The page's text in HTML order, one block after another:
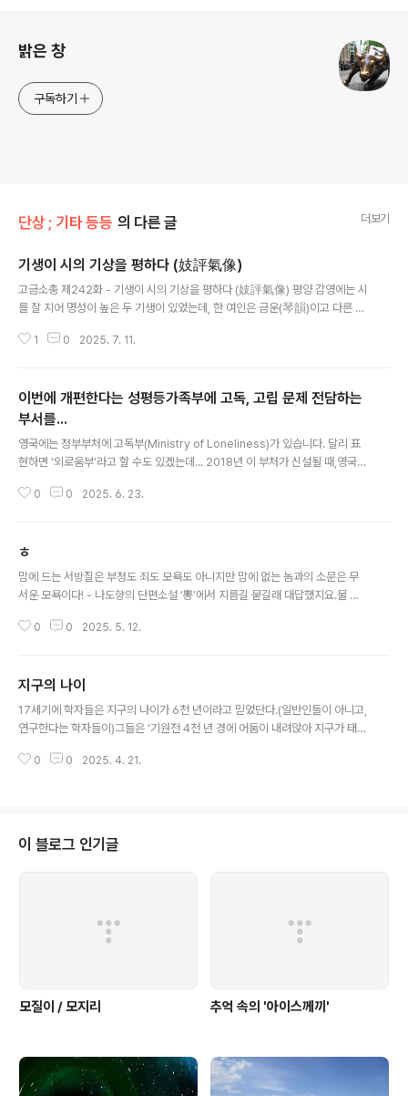
밝은 창
구독하기
단상 ; 기타 등등 의 다른 글 더보기
기생이 시의 기상을 평하다 (妓評氣像)
고금소총 제242화 - 기생이 시의 기상을 평하다 (妓評氣像) 평양 감영에는 시
를 잘 지어 명성이 높은 두 기생이 있었는데, 한 여인은 금운(琴韻)이고 다른 여
루에서 잔치를 열고, 풍악으로 즐기다가 술이 얼큰해지니 두 기생을 불러 말했
에서 다음과 같이 읊었다. 山不渡江江上立 (산불도강강상립)산은 강을 건너
지 못해 강 언덕에 서 있고 水難穿石石頭回 (수난천석석두회)강물은 돌을 뚫
지 못해 바위를 돌아 흐르네. 기생 금운은 별로 생각하지도 않고 앞에 펼쳐진 강
물과 산을 보고..
1 0 2025. 7. 11.
이번에 개편한다는 성평등가족부에 고독, 고립 문제 전담하는
부서를...
영국에는 정부부처에 고독부(Ministry of Loneliness)가 있습니다. 달리 표
현하면 ‘외로움부’라고 할 수도 있겠는데... 2018년 이 부처가 신설될 때,영국인
내각관방 안에 ‘고독, 고립 대책 담당실’을 신설했는데 이때 일본인들의 외로움
우리나라 사람들의 외로움지수가 매우 높은 수준인 건 분명한 듯합니다. 영국에
서는‘사회적 고립’을 흡연·비만만큼이나 중요한 사회문제로 인식하여정부 차원
의 대책이 필요하다고 판단해서 고독부를 신설했다는데... 그들보다 상태가 ..
0 0 2025. 6. 23.
ㅎ
맘에 드는 서방질은 부정도 죄도 모욕도 아니지만 맘에 없는 놈과의 소문은 무
서운 모욕이다! - 나도향의 단편소설 ‘뽕’에서 지름길 묻길래 대답했지요.물 한
뜬대도난 모르오,웃은 죄밖에. 웃은 죄 – 김동환
0 0 2025. 5. 12.
지구의 나이
17세기에 학자들은 지구의 나이가 6천 년이라고 믿었단다.(일반인들이 아니고,
연구한다는 학자들이)그들은 ‘기원전 4천 년 경에 어둠이 내려앉아 지구가 태어
18세기에 꽁트 드 뷔퐁이 7만5천 년 전에 지구가 탄생했다고 했고 19세기 초
생각해서였는지 2천만 년이라고 스스로 줄였다. ㅎ 20세기 초1915년에 아더
홈스라는 사람은 1억 5천만 년이라고 했는데,16년 뒤인 1931년에는 자기가..
0 0 2025. 4. 21.
이 블로그 인기글
모질이 / 모지리 추억 속의 '아이스께끼'